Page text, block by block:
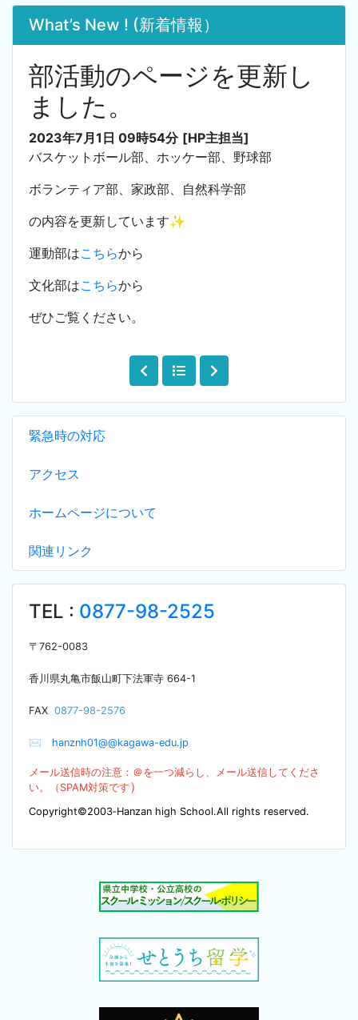
緊急時の対応
アクセス
ホームページについて
関連リンク
TEL : 0877-98-2525
〒 762-0083
香川県丸亀市飯山町下法軍寺 664-1
FAX 0877-98-2576
✉ hanznh01@@kagawa-edu.jp
メール送信時の注意：＠を一つ減らし、メール送信してくださ
い。（SPAM対策です ）
Copyright©2003‐Hanzan high School.All rights reserved.
What’s New ! (新着情報）
部活動のページを更新し
ました。
2023年7月1日 09時54分 [HP主担当]
バスケットボール部、ホッケー部、野球部
ボランティア部、家政部、自然科学部
の内容を更新しています✨
運動部はこちらから
文化部はこちらから
ぜひご覧ください。